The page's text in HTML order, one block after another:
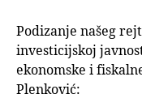
Podizanje našeg
investicijskoj
ekonomske i
Plenković: